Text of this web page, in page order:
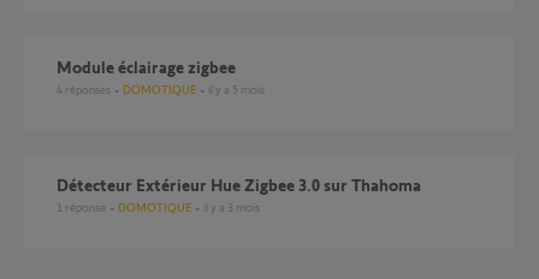
Module éclairage zigbee
4 réponses DOMOTIQUE il y a 5 mois
Détecteur Extérieur Hue Zigbee 3.0 sur Thahoma
1 réponse DOMOTIQUE il y a 3 mois